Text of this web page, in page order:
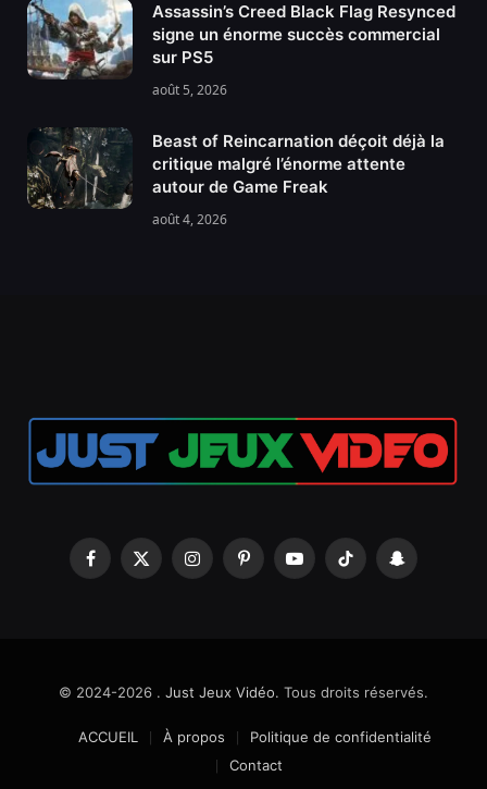
Assassin’s Creed Black Flag Resynced
signe un énorme succès commercial
sur PS5
août 5, 2026
Beast of Reincarnation déçoit déjà la
critique malgré l’énorme attente
autour de Game Freak
août 4, 2026
Facebook
X
InstagramPinterestYouTubeTikTok Snapchat
© 2024-2026 . Just Jeux Vidéo. Tous droits réservés.
ACCUEIL À propos
Politique de confidentialité
Contact